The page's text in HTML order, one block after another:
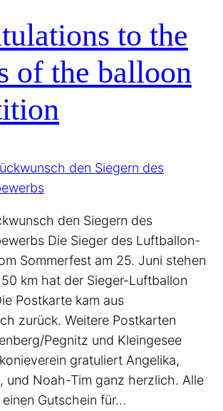
to the
of the balloon
den Siegern des
Die Sieger des Luftballon-
Sommerfest am 25. Juni stehen
km hat der Sieger-Luftballon
Postkarte kam aus
zurück. Weitere Postkarten
Pegnitz und Kleingesee
gratuliert Angelika,
und Noah-Tim ganz herzlich. Alle
Gutschein für…